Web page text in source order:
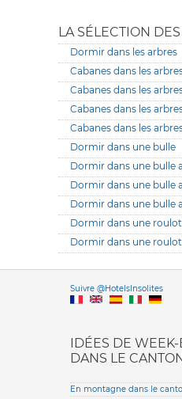
LA SÉLECTION
Dormir dans les arbres
Cabanes dans les
Cabanes dans les
Cabanes dans les
Cabanes dans les
Dormir dans une bulle
Dormir dans une bulle
Dormir dans une bulle
Dormir dans une bulle
Dormir dans une
Dormir dans une
Suivre @HotelsInsolites
IDÉES DE
DANS LE
En montagne dans le